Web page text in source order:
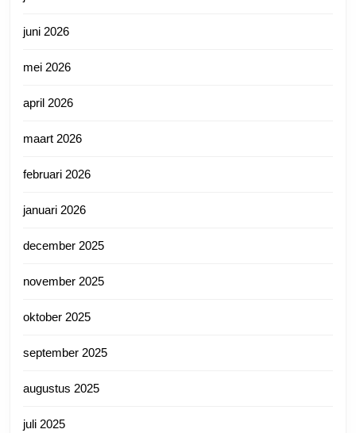
juni 2026
mei 2026
april 2026
maart 2026
februari 2026
januari 2026
december 2025
november 2025
oktober 2025
september 2025
augustus 2025
juli 2025